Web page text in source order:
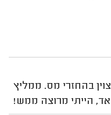
בהחזרי מס. ממליץ
הייתי מרוצה ממש!